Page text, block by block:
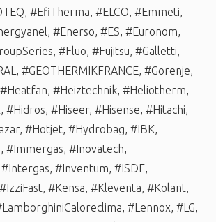
, #EfiTherma, #ELCO, #Emmeti,
, #Enerso, #ES, #Euronom,
, #Fluo, #Fujitsu, #Galletti,
, #GEOTHERMIKFRANCE, #Gorenje,
#Heatfan, #Heiztechnik, #Heliotherm,
, #Hidros, #Hiseer, #Hisense, #Hitachi,
, #Hotjet, #Hydrobag, #IBK,
, #Immergas, #Inovatech,
#Intergas, #Inventum, #ISDE,
#IzziFast, #Kensa, #Kleventa, #Kolant,
, #Lennox, #LG,